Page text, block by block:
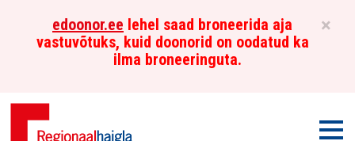
×
edoonor.ee lehel saad broneerida aja
vastuvõtuks, kuid doonorid on oodatud ka
ilma broneeringuta.